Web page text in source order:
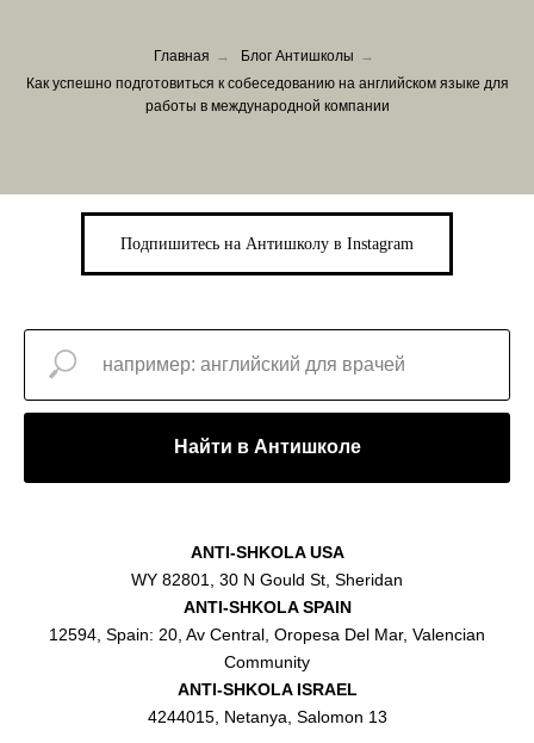
Главная → Блог Антишколы →
Как успешно подготовиться к собеседованию на английском языке для
работы в международной компании
Подпишитесь на Антишколу в Instagram
Найти в Антишколе
ANTI-SHKOLA USA
WY 82801, 30 N Gould St, Sheridan
ANTI-SHKOLA SPAIN
12594, Spain: 20, Av Central, Oropesa Del Mar, Valencian
Community
ANTI-SHKOLA ISRAEL
4244015, Netanya, Salomon 13